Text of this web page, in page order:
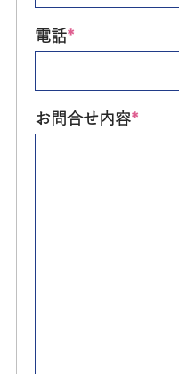
電話*
お問合せ内容*